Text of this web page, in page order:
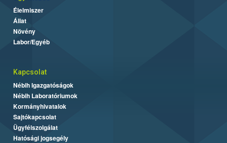
Élelmiszer
Állat
Növény
Labor/Egyéb
Kapcsolat
Nébih Igazgatóságok
Nébih Laboratóriumok
Kormányhivatalok
Sajtókapcsolat
Ügyfélszolgálat
Hatósági jogsegély